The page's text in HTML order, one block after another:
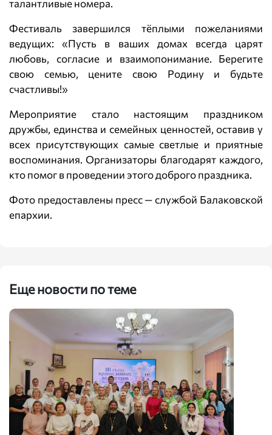
талантливые номера.
Фестиваль завершился тёплыми пожеланиями
ведущих: «Пусть в ваших домах всегда царят
любовь, согласие и взаимопонимание. Берегите
свою семью, цените свою Родину и будьте
счастливы!»
Мероприятие стало настоящим праздником
дружбы, единства и семейных ценностей, оставив у
всех присутствующих самые светлые и приятные
воспоминания. Организаторы благодарят каждого,
кто помог в проведении этого доброго праздника.
Фото предоставлены пресс — службой Балаковской
епархии.
Еще новости по теме